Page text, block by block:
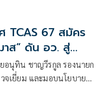
TCAS 67 สมัคร
ส” ดัน อว. สู่
อนุทิน ชาญวีรกูล รองนายก
จเยี่ยม และมอบนโยบาย